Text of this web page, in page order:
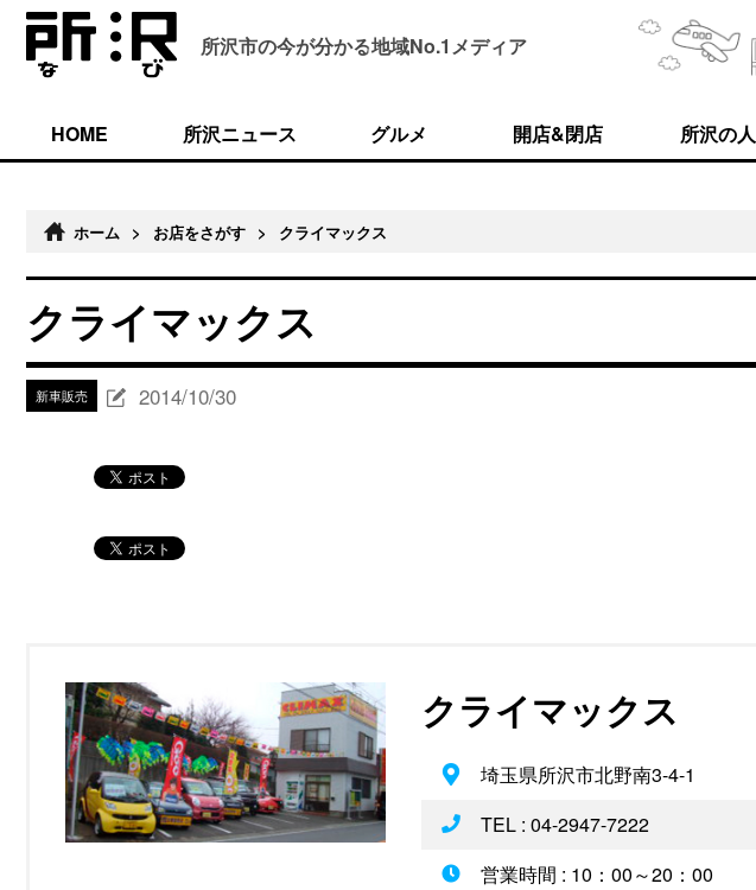
所沢市の今が分かる地域No.1メディア
HOME 所沢ニュース グルメ 開店&閉店 所沢の人
ホーム > お店をさがす > クライマックス
クライマックス
新車販売 2014/10/30
クライマックス
埼玉県所沢市北野南3-4-1
TEL : 04-2947-7222
営業時間 : 10：00～20：00